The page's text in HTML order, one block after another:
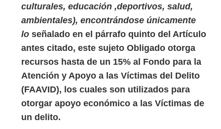
culturales, educación ,deportivos, salud,
ambientales), encontrándose únicamente
lo señalado en el párrafo quinto del Artículo
antes citado, este sujeto Obligado otorga
recursos hasta de un 15% al Fondo para la
Atención y Apoyo a las Víctimas del Delito
(FAAVID), los cuales son utilizados para
otorgar apoyo económico a las Víctimas de
un delito.